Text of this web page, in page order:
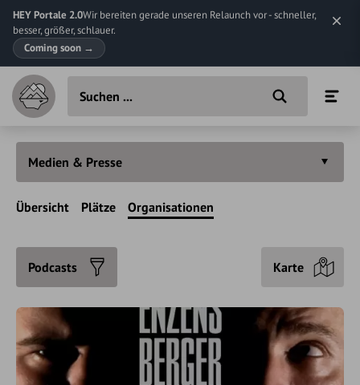
HEY Portale 2.0Wir bereiten gerade unseren Relaunch vor - schneller,
besser, größer, schlauer.
Coming soon →
Medien & Presse
Übersicht Plätze Organisationen
Podcasts Karte